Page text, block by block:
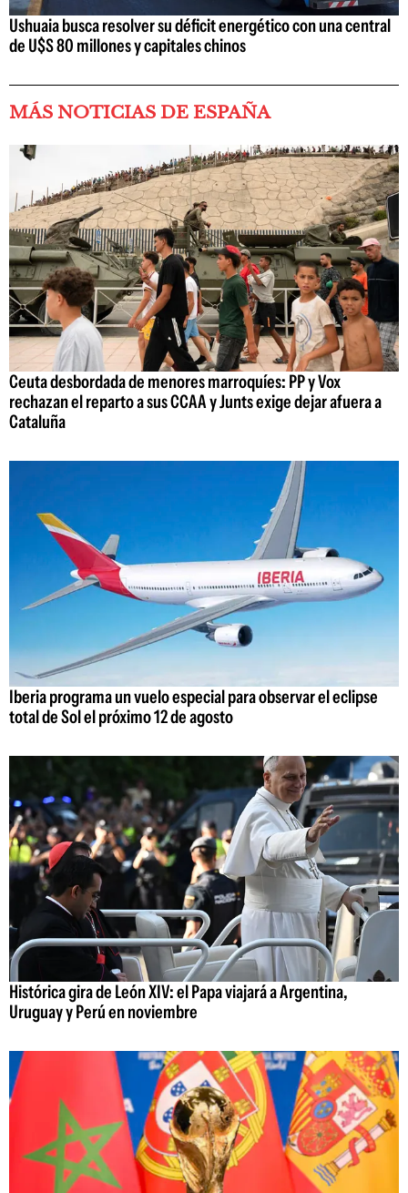
Ushuaia busca resolver su déficit energético con una central
de U$S 80 millones y capitales chinos
MÁS NOTICIAS DE ESPAÑA
Ceuta desbordada de menores marroquíes: PP y Vox
rechazan el reparto a sus CCAA y Junts exige dejar afuera a
Cataluña
Iberia programa un vuelo especial para observar el eclipse
total de Sol el próximo 12 de agosto
Histórica gira de León XIV: el Papa viajará a Argentina,
Uruguay y Perú en noviembre